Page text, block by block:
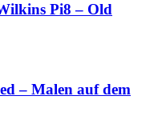
Pi8 – Old
– Malen auf dem